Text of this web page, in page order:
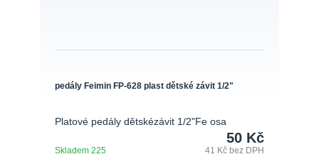
pedály Feimin FP-628 plast dětské závit 1/2"
Platové pedály dětskézávit 1/2"Fe osa
50 Kč
41 Kč bez DPH
Skladem 225